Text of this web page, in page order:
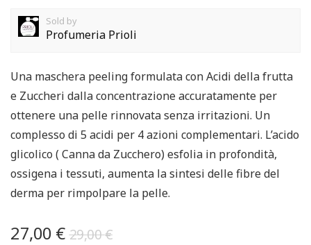
Sold by
Profumeria Prioli
Una maschera peeling formulata con Acidi della frutta
e Zuccheri dalla concentrazione accuratamente per
ottenere una pelle rinnovata senza irritazioni. Un
complesso di 5 acidi per 4 azioni complementari. L’acido
glicolico ( Canna da Zucchero) esfolia in profondità,
ossigena i tessuti, aumenta la sintesi delle fibre del
derma per rimpolpare la pelle.
29,00€
27,00 €